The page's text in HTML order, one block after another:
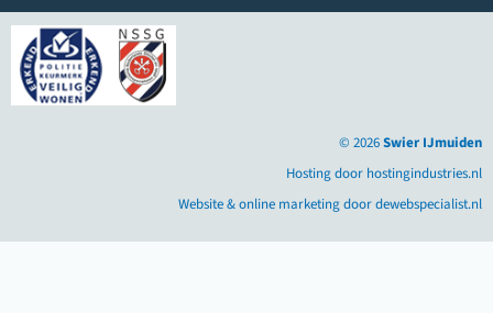
© 2026Swier IJmuiden
Hosting door hostingindustries.nl
Website & online marketing door dewebspecialist.nl